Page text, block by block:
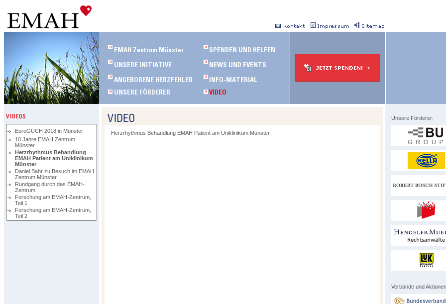
EuroGUCH 2018 in Münster
10 Jahre EMAH Zentrum
Münster
Herzrhythmus Behandlung
EMAH Patient am Uniklinikum
Münster
Daniel Bahr zu Besuch im EMAH
Zentrum Münster
Rundgang durch das EMAH-
Zentrum
Forschung am EMAH-Zentrum,
Teil 1
Forschung am EMAH-Zentrum,
Teil 2
Herzrhythmus Behandlung EMAH Patient am Uniklinikum Münster
Unsere Förderer:
Verbände und